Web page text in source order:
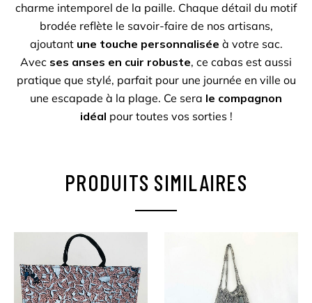
charme intemporel de la paille. Chaque détail du motif
brodée reflète le savoir-faire de nos artisans,
ajoutantune touche personnalisée à votre sac.
Avec ses anses en cuir robuste, ce cabas est aussi
pratique que stylé, parfait pour une journée en ville ou
une escapade à la plage. Ce sera le compagnon
idéal pour toutes vos sorties !
PRODUITS SIMILAIRES